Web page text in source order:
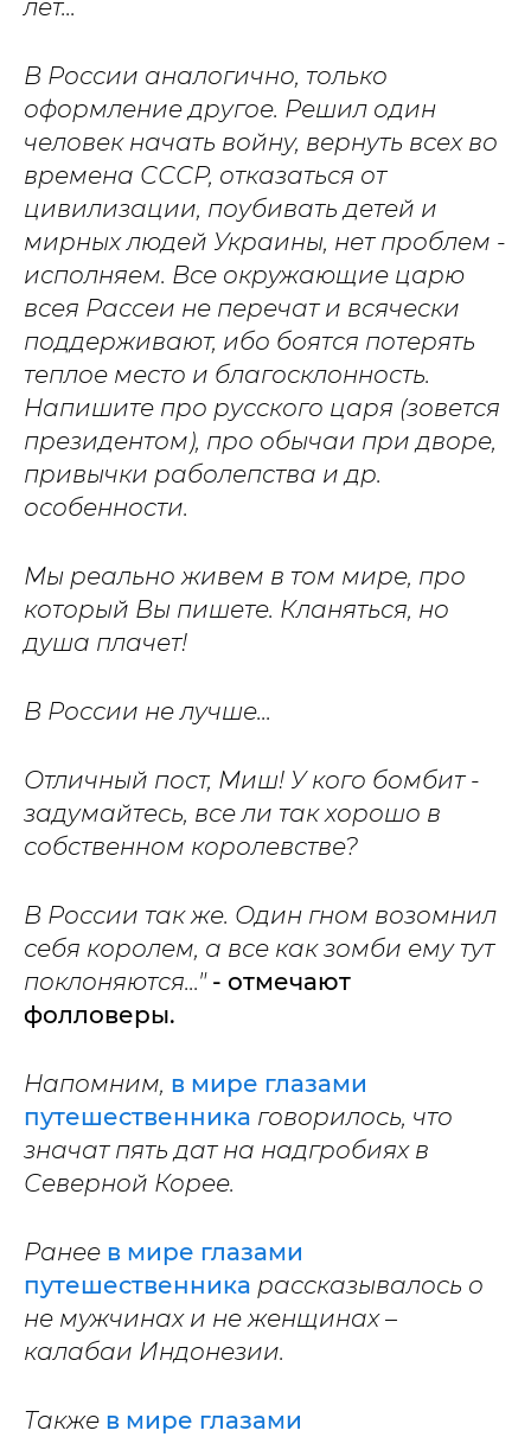
лет...
В России аналогично, только
оформление другое. Решил один
человек начать войну, вернуть всех во
времена СССР, отказаться от
цивилизации, поубивать детей и
мирных людей Украины, нет проблем -
исполняем. Все окружающие царю
всея Рассеи не перечат и всячески
поддерживают, ибо боятся потерять
теплое место и благосклонность.
Напишите про русского царя (зовется
президентом), про обычаи при дворе,
привычки раболепства и др.
особенности.
Мы реально живем в том мире, про
который Вы пишете. Кланяться, но
душа плачет!
В России не лучше...
Отличный пост, Миш! У кого бомбит -
задумайтесь, все ли так хорошо в
собственном королевстве?
В России так же. Один гном возомнил
себя королем, а все как зомби ему тут
поклоняются..."- отмечают
фолловеры.
Напомним, в мире глазами
путешественника говорилось, что
значат пять дат на надгробиях в
Северной Корее.
Ранее в мире глазами
путешественника рассказывалось о
не мужчинах и не женщинах –
калабаи Индонезии.
Также в мире глазами